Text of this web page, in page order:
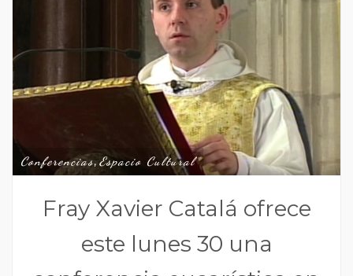
Conferencias,Espacio Cultural
Fray Xavier Catalá ofrece
este lunes 30 una